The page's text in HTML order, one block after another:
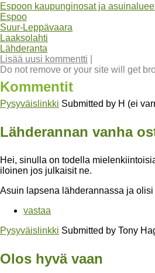
Espoon kaupunginosat ja
Espoo
Suur-Leppävaara
Laaksolahti
Lähderanta
Lisää uusi kommentti
Do not remove or your site will get
Kommentit
Pysyväislinkki Submitted by H (ei
Lähderannan vanha
Hei, sinulla on todella
iloinen jos julkaisit ne.
Asuin lapsena lähderannassa ja
vastaa
Pysyväislinkki Submitted by Tony
Olos hyvä vaan